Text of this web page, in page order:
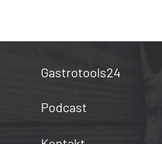
Gastrotools24
Podcast